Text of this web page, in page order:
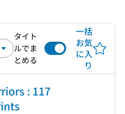
タイト
ルでま
とめる
一括
お気
に入
り
: 117